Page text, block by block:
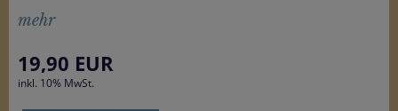
mehr
19,90 EUR
inkl. 10% MwSt.